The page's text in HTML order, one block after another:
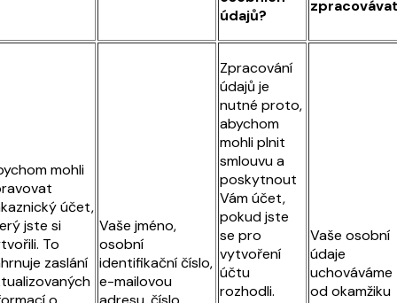
údajů?
mohli
účet,
jste si
To
zaslání
Vaše jméno,
osobní
identifikační číslo,
e-mailovou
Zpracování
údajů je
nutné proto,
abychom
mohli plnit
smlouvu a
poskytnout
Vám účet,
pokud jste
se pro
vytvoření
účtu
rozhodli.
Vaše osobní
údaje
uchováváme
od okamžiku